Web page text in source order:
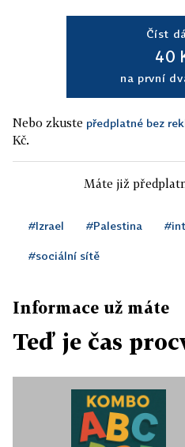
Číst
40
na první
Nebo zkuste předplatné bez
Kč.
Máte již
#Izrael #Palestina
#sociální sítě
Informace už máte
Teď je čas